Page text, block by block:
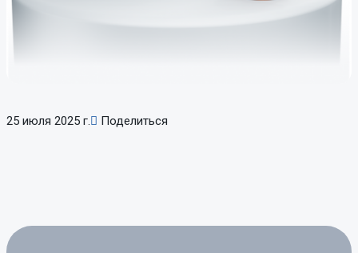
25 июля 2025 г. Поделиться